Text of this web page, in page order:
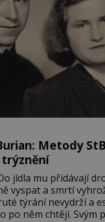
Metody
trýznění
jídla mu přidávají
vyspat a smrtí
týrání nevydrží a
po něm chtějí. Svým